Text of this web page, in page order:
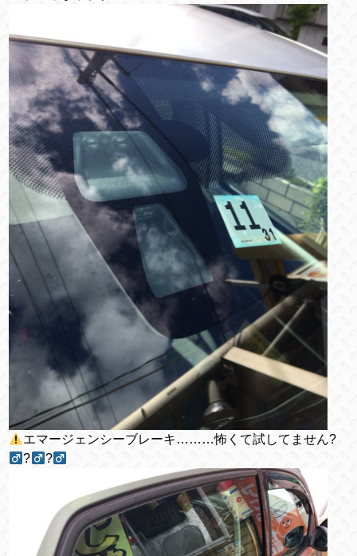
エマージェンシーブレーキ………怖くて試してません?‍
?‍
?‍